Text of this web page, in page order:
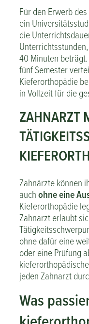
Für den Erwerb
ein
die
40 Minuten
fünf Semester
Kieferorthopädie
in Vollzeit für die
ZAHNARZT
Zahnärzte können
auchohne eine
Kieferorthopädie
Zahnarzt erlaubt
ohne dafür eine
oder eine Prüfung
jeden Zahnarzt
Was